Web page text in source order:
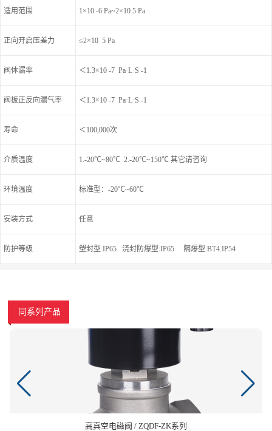
适用范围 1×10 -6 Pa~2×10 5 Pa
正向开启压差力 ≤2×10 5 Pa
阀体漏率 ＜1.3×10 -7 Pa·L·S -1
阀板正反向漏气率 ＜1.3×10 -7 Pa·L·S -1
寿命 ＜100,000次
介质温度 1.-20℃~80℃ 2.-20℃~150℃ 其它请咨询
环境温度 标准型：-20℃~60℃
安装方式 任意
防护等级 塑封型:IP65 浇封防爆型:IP65 隔爆型:BT4:IP54
同系列产品
高真空电磁阀 / ZQDF-ZK系列